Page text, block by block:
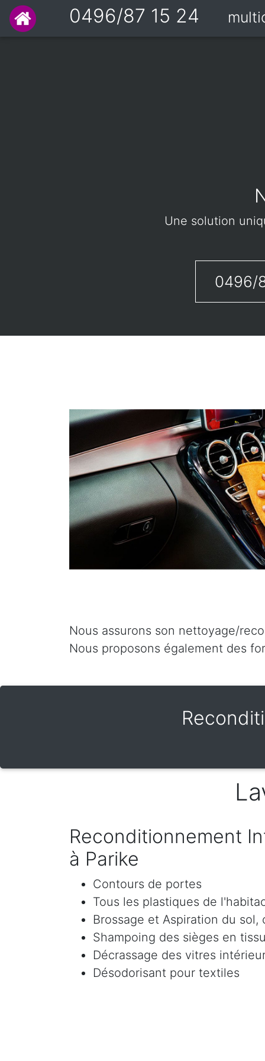
0496/87 15 24
Une solution
0496/
Nous assurons son nettoyage/
Nous proposons également des
Reconditionnement
à Parike
Contours de portes
Tous les plastiques de
Brossage et Aspiration du
Shampoing des sièges en
Décrassage des vitres
Désodorisant pour textiles